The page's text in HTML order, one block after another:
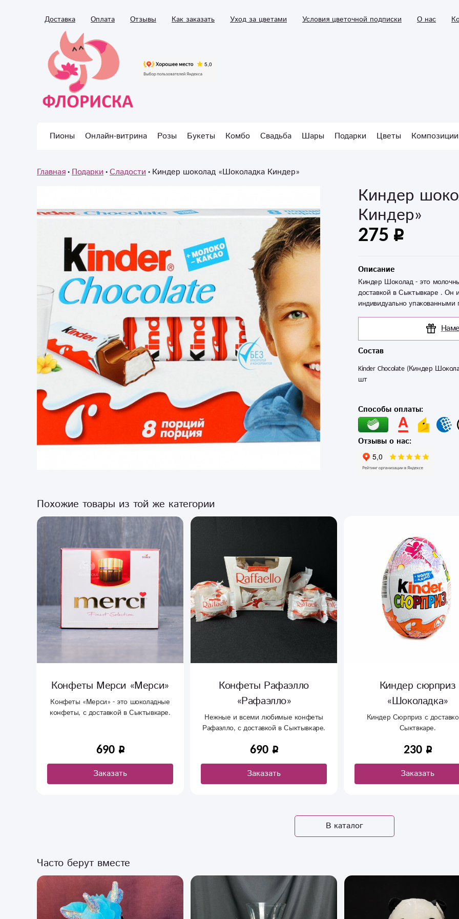
Доставка Оплата Отзывы Как заказать Уход за цветами Условия цветочной подписки О нас
Пионы Онлайн-витрина Розы Букеты Комбо Свадьба Шары Подарки Цветы Композиции
Главная Подарки Сладости Киндер шоколад «Шоколадка Киндер»
Киндер
Киндер»
275
Описание
Киндер Шоколад - это
доставкой в Сыктывкаре . Он
индивидуально упакованными
Состав
Kinder Chocolate (Киндер
шт
Способы оплаты:
Отзывы о нас:
Похожие товары из той же категории
Конфеты Рафаэлло
«Рафаэлло»
Нежные и всеми любимые конфеты
690
Заказать
Киндер сюрприз
«Шоколадка»
Киндер Сюрприз с доставкой в
Сыктвкаре.
230
Заказать
Конфеты Ферреро
«Ферреро Роше»
Вкусные шоколадные
доставкой в Сыктывкаре
1 590
Заказать
В каталог
Часто берут вместе